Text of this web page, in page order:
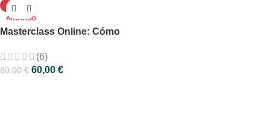
-25%
AGOTADO
Masterclass Online: Cómo
paso
(6)
80,00€ 60,00 €